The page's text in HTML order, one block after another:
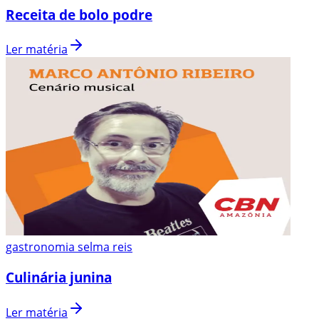
Receita de bolo podre
Ler matéria
gastronomia selma reis
Culinária junina
Ler matéria